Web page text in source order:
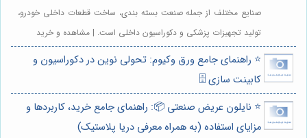
صنایع مختلف از جمله صنعت بسته بندی، ساخت قطعات داخلی خودرو،
تولید تجهیزات پزشکی و دکوراسیون داخلی است. | مشاهده و خرید
⭐️ راهنمای جامع ورق وکیوم: تحولی نوین در دکوراسیون و
کابینت سازی 🗄️
⭐️ نایلون عریض صنعتی 📦: راهنمای جامع خرید، کاربردها و
مزایای استفاده (به همراه معرفی دریا پلاستیک)